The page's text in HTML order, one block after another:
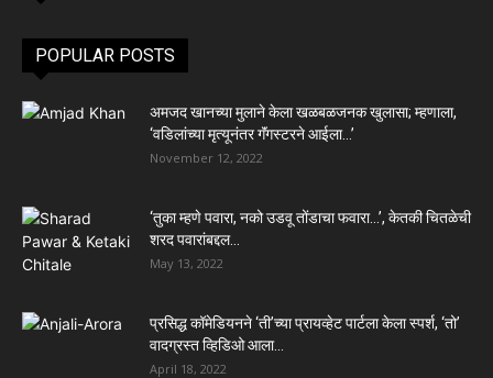
POPULAR POSTS
अमजद खानच्या मुलाने केला खळबळजनक खुलासा; म्हणाला,
‘वडिलांच्या मृत्यूनंतर गॅंगस्टरने आईला…’
November 12, 2022
‘तुका म्हणे पवारा, नको उडवू तोंडाचा फवारा…’, केतकी चितळेची
शरद पवारांबद्दल...
May 13, 2022
प्रसिद्ध कॉमेडियनने ‘ती’च्या प्रायव्हेट पार्टला केला स्पर्श, ‘तो’
वादग्रस्त व्हिडिओ आला...
April 18, 2022